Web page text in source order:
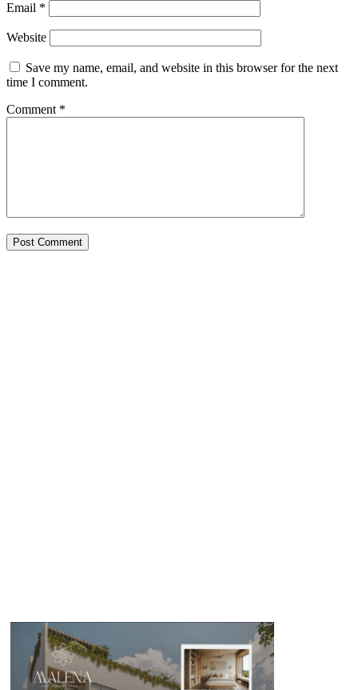
Email *
Website
Save my name, email, and website in this browser for the next
time I comment.
Comment *